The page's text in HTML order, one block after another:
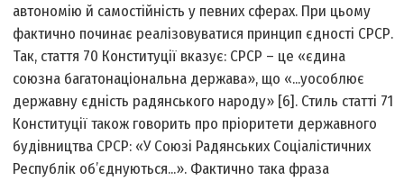
автономію й самостійність у певних сферах. При цьому
фактично починає реалізовуватися принцип єдності СРСР.
Так, стаття 70 Конституції вказує: СРСР – це «єдина
союзна багатонаціональна держава», що «...уособлює
державну єдність радянського народу» [6]. Стиль статті 71
Конституції також говорить про пріоритети державного
будівництва СРСР: «У Союзі Радянських Соціалістичних
Республік об’єднуються...». Фактично така фраза